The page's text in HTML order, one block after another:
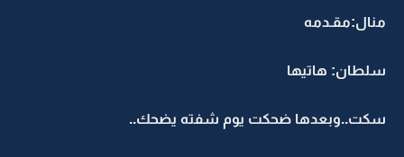
منال:مقـدمه
سلطان: هاتيها
سكت..وبعدها ضحكت يوم شفته يضحك..